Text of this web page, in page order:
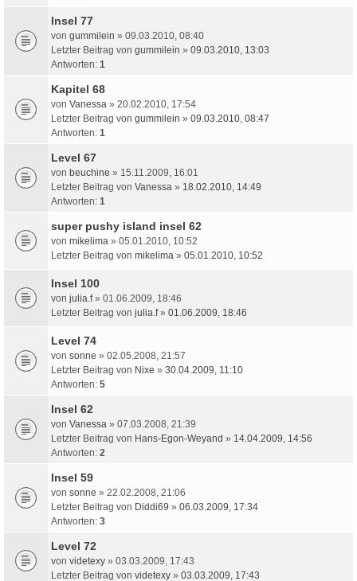
Insel 77
von gummilein » 09.03.2010, 08:40
Letzter Beitrag von gummilein » 09.03.2010, 13:03
Antworten: 1
Kapitel 68
von Vanessa » 20.02.2010, 17:54
Letzter Beitrag von gummilein » 09.03.2010, 08:47
Antworten: 1
Level 67
von beuchine » 15.11.2009, 16:01
Letzter Beitrag von Vanessa » 18.02.2010, 14:49
Antworten: 1
super pushy island insel 62
von mikelima » 05.01.2010, 10:52
Letzter Beitrag von mikelima » 05.01.2010, 10:52
Insel 100
von julia.f» 01.06.2009, 18:46
Letzter Beitrag von julia.f» 01.06.2009, 18:46
Level 74
von sonne » 02.05.2008, 21:57
Letzter Beitrag von Nixe » 30.04.2009, 11:10
Antworten: 5
Insel 62
von Vanessa » 07.03.2008, 21:39
Letzter Beitrag von Hans-Egon-Weyand » 14.04.2009, 14:56
Antworten: 2
Insel 59
von sonne » 22.02.2008, 21:06
Letzter Beitrag von Diddi69 » 06.03.2009, 17:34
Antworten: 3
Level 72
von videtexy » 03.03.2009, 17:43
Letzter Beitrag von videtexy » 03.03.2009, 17:43